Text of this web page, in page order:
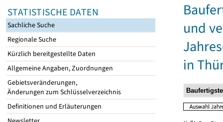
STATISTISCHE DATEN
Sachliche Suche
Regionale Suche
Kürzlich bereitgestellte Daten
Allgemeine Angaben, Zuordnungen
Gebietsveränderungen,
Änderungen zum Schlüsselverzeichnis
Definitionen und Erläuterungen
und
in